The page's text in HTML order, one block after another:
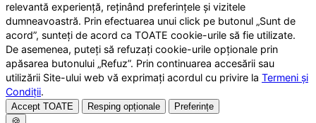
relevantă experiență, reținând preferințele și vizitele
dumneavoastră. Prin efectuarea unui click pe butonul „Sunt de
acord”, sunteți de acord ca TOATE cookie-urile să fie utilizate.
De asemenea, puteți să refuzați cookie-urile opționale prin
apăsarea butonului „Refuz”. Prin continuarea accesării sau
utilizării Site-ului web vă exprimați acordul cu privire la Termeni și
Condiții.
Accept TOATE Resping opționale
Preferințe